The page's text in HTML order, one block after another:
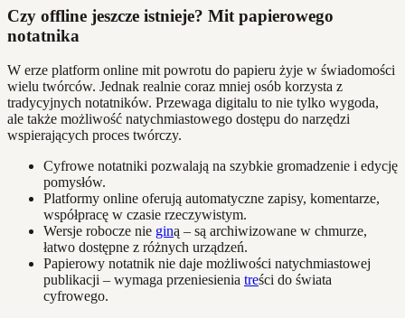
Czy offline jeszcze istnieje? Mit papierowego
notatnika
W erze platform online mit powrotu do papieru żyje w świadomości
wielu twórców. Jednak realnie coraz mniej osób korzysta z
tradycyjnych notatników. Przewaga digitalu to nie tylko wygoda,
ale także możliwość natychmiastowego dostępu do narzędzi
wspierających proces twórczy.
Cyfrowe notatniki pozwalają na szybkie gromadzenie i edycję
pomysłów.
Platformy online oferują automatyczne zapisy, komentarze,
współpracę w czasie rzeczywistym.
Wersje robocze nie giną – są archiwizowane w chmurze,
łatwo dostępne z różnych urządzeń.
Papierowy notatnik nie daje możliwości natychmiastowej
publikacji – wymaga przeniesienia treści do świata
cyfrowego.